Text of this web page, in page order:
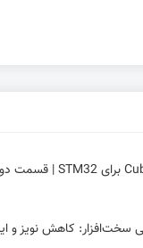
سخت‌افزار: کاهش نویز